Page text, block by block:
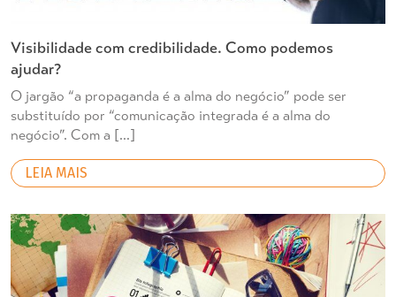
Visibilidade com credibilidade. Como podemos
ajudar?
O jargão “a propaganda é a alma do negócio” pode ser
substituído por “comunicação integrada é a alma do
negócio”. Com a […]
LEIA MAIS